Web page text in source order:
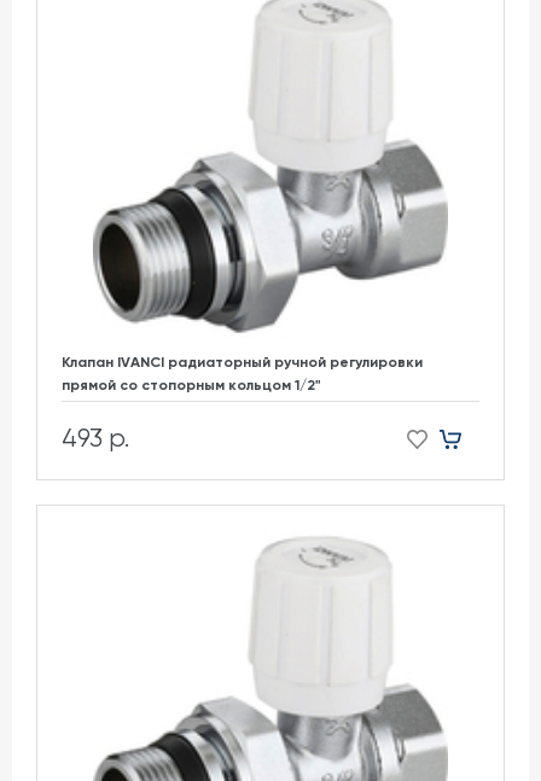
Клапан IVANCI радиаторный ручной регулировки
прямой со стопорным кольцом 1/2"
493 р.